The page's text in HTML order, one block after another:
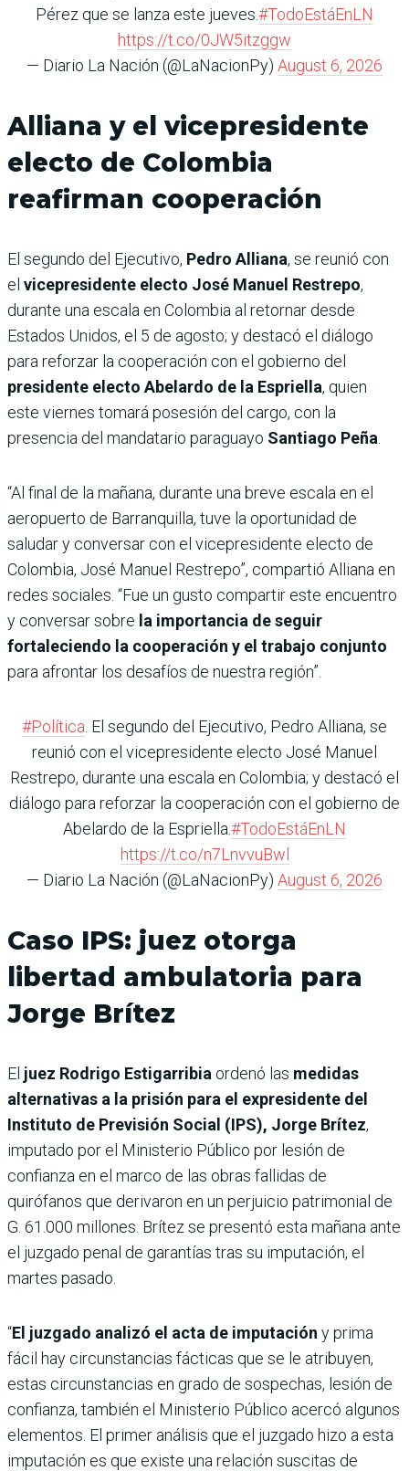
Pérez que se lanza este jueves.#TodoEstáEnLN
https://t.co/0JW5itzggw
— Diario La Nación (@LaNacionPy) August 6, 2026
Alliana y el vicepresidente
electo de Colombia
reafirman cooperación
El segundo del Ejecutivo, Pedro Alliana, se reunió con
el vicepresidente electo José Manuel Restrepo,
durante una escala en Colombia al retornar desde
Estados Unidos, el 5 de agosto; y destacó el diálogo
para reforzar la cooperación con el gobierno del
presidente electo Abelardo de la Espriella, quien
este viernes tomará posesión del cargo, con la
presencia del mandatario paraguayo Santiago Peña.
“Al final de la mañana, durante una breve escala en el
aeropuerto de Barranquilla, tuve la oportunidad de
saludar y conversar con el vicepresidente electo de
Colombia, José Manuel Restrepo”, compartió Alliana en
redes sociales. “Fue un gusto compartir este encuentro
y conversar sobre la importancia de seguir
fortaleciendo la cooperación y el trabajo conjunto
para afrontar los desafíos de nuestra región”.
#Política. El segundo del Ejecutivo, Pedro Alliana, se
reunió con el vicepresidente electo José Manuel
Restrepo, durante una escala en Colombia; y destacó el
diálogo para reforzar la cooperación con el gobierno de
Abelardo de la Espriella.#TodoEstáEnLN
https://t.co/n7LnvvuBwl
— Diario La Nación (@LaNacionPy) August 6, 2026
Caso IPS: juez otorga
libertad ambulatoria para
Jorge Brítez
El juez Rodrigo Estigarribia ordenó las medidas
alternativas a la prisión para el expresidente del
Instituto de Previsión Social (IPS), Jorge Brítez,
imputado por el Ministerio Público por lesión de
confianza en el marco de las obras fallidas de
quirófanos que derivaron en un perjuicio patrimonial de
G. 61.000 millones. Brítez se presentó esta mañana ante
el juzgado penal de garantías tras su imputación, el
martes pasado.
“El juzgado analizó el acta de imputación y prima
fácil hay circunstancias fácticas que se le atribuyen,
estas circunstancias en grado de sospechas, lesión de
confianza, también el Ministerio Público acercó algunos
elementos. El primer análisis que el juzgado hizo a esta
imputación es que existe una relación suscitas de